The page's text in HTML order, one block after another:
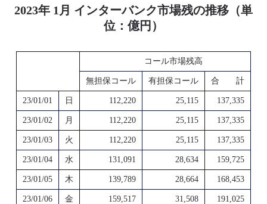
2023年 1月 インターバンク市場残の推移（単
位：億円）
コール市場残高
無担保コール 有担保コール 合 計
23/01/01 日 112,220 25,115 137,335
23/01/02 月 112,220 25,115 137,335
23/01/03 火 112,220 25,115 137,335
23/01/04 水 131,091 28,634 159,725
23/01/05 木 139,789 28,664 168,453
23/01/06 金 159,517 31,508 191,025